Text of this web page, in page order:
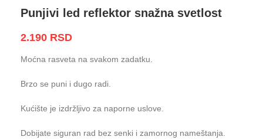
Punjivi led reflektor snažna svetlost
2.190 RSD
Moćna rasveta na svakom zadatku.
Brzo se puni i dugo radi.
Kućište je izdržljivo za naporne uslove.
Dobijate siguran rad bez senki i zamornog nameštanja.